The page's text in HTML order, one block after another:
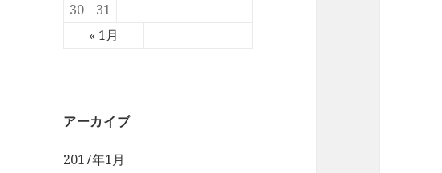
« 1月
30
31
アーカイブ
2017年1月